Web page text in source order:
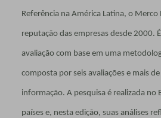
Referência na América Latina, o Merco
reputação das empresas desde 2000.
avaliação com base em uma
composta por seis avaliações e mais
informação. A pesquisa é realizada no
países e, nesta edição, suas análises